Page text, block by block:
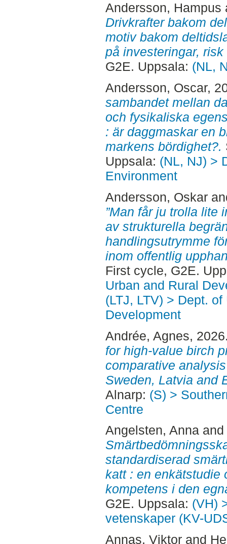
Andersson, Hampus
Drivkrafter bakom
motiv bakom
på investeringar,
G2E. Uppsala: (NL,
Andersson, Oscar,
sambandet mellan
och fysikaliska
: är daggmaskar en
markens bördighet?.
Uppsala: (NL, NJ) >
Environment
Andersson, Oskar
”Man får ju trolla lite
av strukturella
handlingsutrymme
inom offentlig
First cycle, G2E.
Urban and Rural
(LTJ, LTV) > Dept.
Development
Andrée, Agnes,
for high-value birch
comparative
Sweden, Latvia and
Alnarp: (S) >
Centre
Angelsten, Annaand
standardiserad
katt : en enkätstudie
kompetens i den
G2E. Uppsala: (VH)
vetenskaper (KV-
Annas, Viktorand